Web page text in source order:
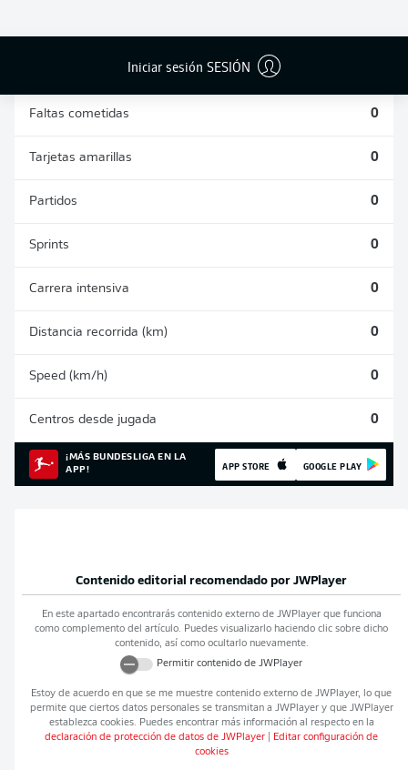
Iniciar sesión SESIÓN
Faltas cometidas 0
Tarjetas amarillas 0
Partidos 0
Sprints 0
Carrera intensiva 0
Distancia recorrida (km) 0
Speed (km/h) 0
Centros desde jugada 0
¡MÁS BUNDESLIGA EN LA
APP!
APP STORE GOOGLE PLAY
Contenido editorial recomendado por JWPlayer
En este apartado encontrarás contenido externo de JWPlayerque funciona
como complemento del artículo. Puedes visualizarlo haciendo clic sobre dicho
contenido, así como ocultarlo nuevamente.
Permitir contenido de JWPlayer
Estoy de acuerdo en que se me muestre contenido externo de JWPlayer, lo que
permite que ciertos datos personales se transmitan a JWPlayery que JWPlayer
establezca cookies. Puedes encontrar más información al respecto en la
declaración de protección de datos de JWPlayer
Editar configuración de
cookies